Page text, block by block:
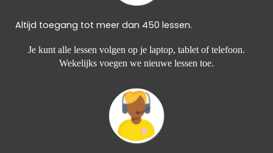
Altijd toegang tot meer dan 450 lessen.
Je kunt alle lessen volgen op je laptop, tablet of telefoon.
Wekelijks voegen we nieuwe lessen toe.